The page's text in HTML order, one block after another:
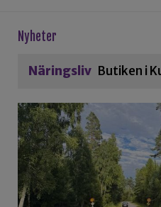
Nyheter
Näringsliv Butiken i